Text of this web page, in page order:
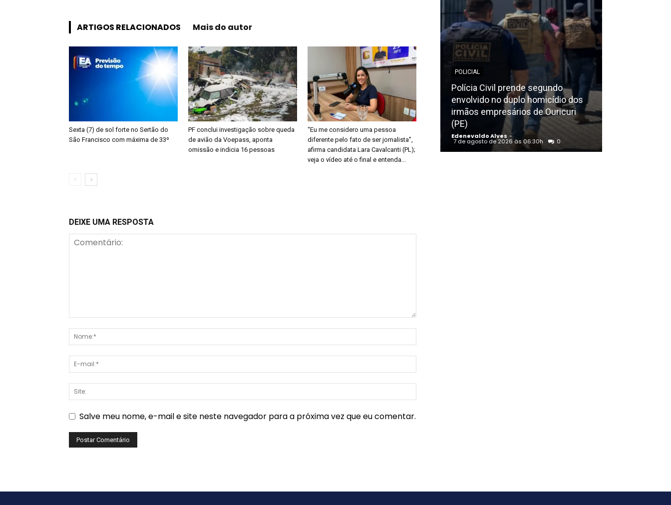
ARTIGOS RELACIONADOS Mais do autor
Sexta (7) de sol forte no Sertão do
São Francisco com máxima de 33º
PF conclui investigação sobre queda
de avião da Voepass, aponta
omissão e indicia 16 pessoas
“Eu me considero uma pessoa
diferente pelo fato de ser jornalista”,
afirma candidata Lara Cavalcanti (PL);
veja o vídeo até o final e entenda...
DEIXE UMA RESPOSTA
Salve meu nome, e-mail e site neste navegador para a próxima vez que eu comentar.
POLICIAL
Polícia Civil prende segundo
envolvido no duplo homicídio dos
irmãos empresários de Ouricuri
(PE)
Edenevaldo Alves -
7 de agosto de 2026 às 06:30h 0